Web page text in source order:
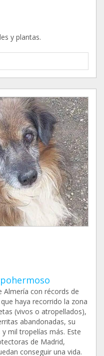
y plantas.
Almería con récords de
haya recorrido la zona
(vivos o atropellados),
abandonadas, su
mil tropelías más. Este
de Madrid,
conseguir una vida.